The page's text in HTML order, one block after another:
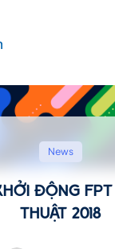
News
ĐỘNG
THUẬT 2018